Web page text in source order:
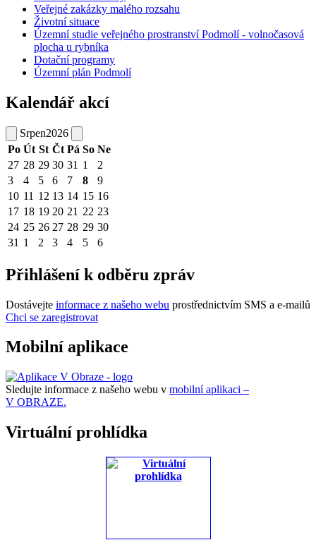
Veřejné zakázky malého rozsahu
Životní situace
Územní studie veřejného prostranství Podmolí - volnočasová
plocha u rybníka
Dotační programy
Územní plán Podmolí
Kalendář akcí
Srpen2026
Po Út St Čt Pá So Ne
27 28 29 30 31 1
2
3
4 5 6 7 8
9
10 11 12 13 14 15 16
17 18 19 20 21 22 23
24 25 26 27 28 29 30
31 1 2 3 4 5 6
Přihlášení k odběru zpráv
Dostávejte informace z našeho webu prostřednictvím SMS a e-mailů
Chci se zaregistrovat
Mobilní aplikace
Sledujte informace z našeho webu v mobilní aplikaci –
V OBRAZE.
Virtuální prohlídka